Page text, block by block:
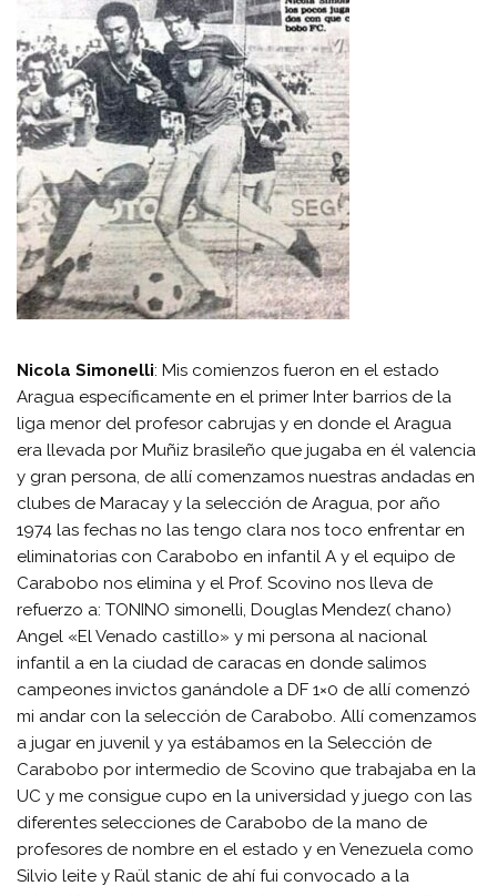
Nicola Simonelli: Mis comienzos fueron en el estado
Aragua específicamente en el primer Inter barrios de la
liga menor del profesor cabrujas y en donde el Aragua
era llevada por Muñiz brasileño que jugaba en él valencia
y gran persona, de allí comenzamos nuestras andadas en
clubes de Maracay y la selección de Aragua, por año
1974 las fechas no las tengo clara nos toco enfrentar en
eliminatorias con Carabobo en infantil A y el equipo de
Carabobo nos elimina y el Prof. Scovino nos lleva de
refuerzo a: TONINO simonelli, Douglas Mendez( chano)
Angel «El Venado castillo» y mi persona al nacional
infantil a en la ciudad de caracas en donde salimos
campeones invictos ganándole a DF 1×0 de allí comenzó
mi andar con la selección de Carabobo. Allí comenzamos
a jugar en juvenil y ya estábamos en la Selección de
Carabobo por intermedio de Scovino que trabajaba en la
UC y me consigue cupo en la universidad y juego con las
diferentes selecciones de Carabobo de la mano de
profesores de nombre en el estado y en Venezuela como
Silvio leite y Raül stanic de ahí fui convocado a la